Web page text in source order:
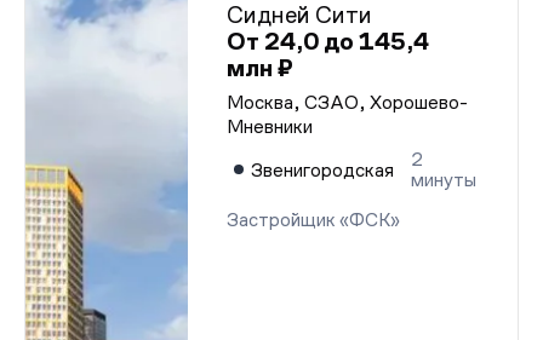
Сидней Сити
От 24,0 до 145,4
млн ₽
Москва, СЗАО, Хорошево-
Мневники
Звенигородская
2
минуты
Застройщик «ФСК»